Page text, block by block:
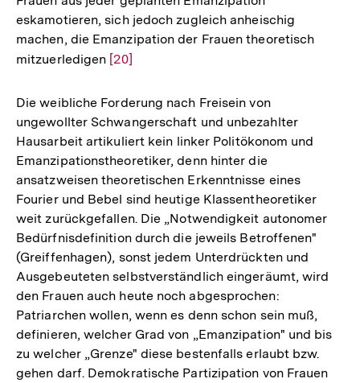
eskamotieren, sich jedoch zugleich anheischig
machen, die Emanzipation der Frauen theoretisch
mitzuerledigen Zur
der
Fußnote
[20]
Die weibliche Forderung nach Freisein von
ungewollter Schwangerschaft und unbezahlter
Hausarbeit artikuliert kein linker Politökonom und
Emanzipationstheoretiker, denn hinter die
ansatzweisen theoretischen Erkenntnisse eines
Fourier und Bebel sind heutige Klassentheoretiker
weit zurückgefallen. Die „Notwendigkeit autonomer
Bedürfnisdefinition durch die jeweils Betroffenen"
(Greiffenhagen), sonst jedem Unterdrückten und
Ausgebeuteten selbstverständlich eingeräumt, wird
den Frauen auch heute noch abgesprochen:
Patriarchen wollen, wenn es denn schon sein muß,
definieren, welcher Grad von „Emanzipation" und bis
zu welcher „Grenze" diese bestenfalls erlaubt bzw.
gehen darf. Demokratische Partizipation von Frauen